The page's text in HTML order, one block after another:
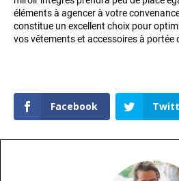
éléments à agencer à votre
constitue un excellent choix pour
vos vêtements et accessoires à portée
Facebook